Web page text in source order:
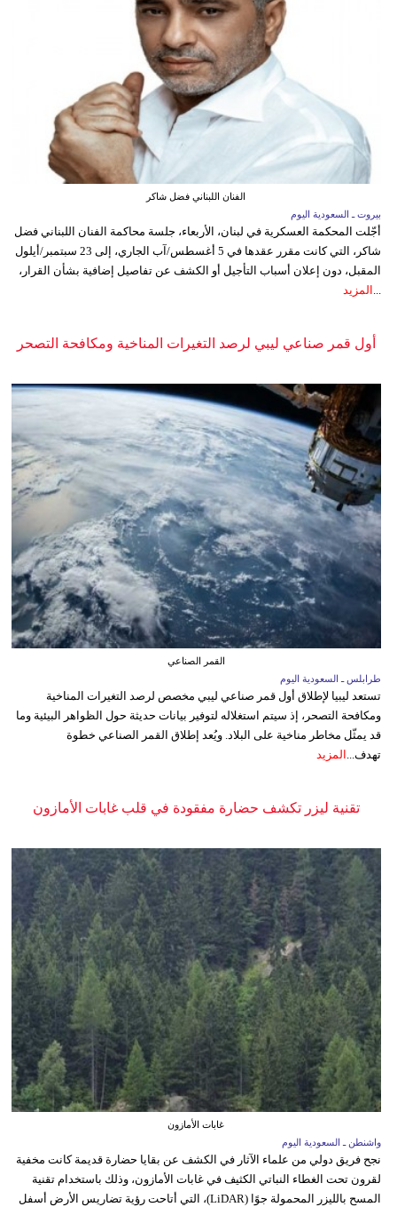
الفنان اللبناني فضل شاكر
بيروت ـ السعودية اليوم
أجّلت المحكمة العسكرية في لبنان، الأربعاء، جلسة محاكمة الفنان اللبناني فضل
شاكر، التي كانت مقرر عقدها في 5 أغسطس/آب الجاري، إلى 23 سبتمبر/أيلول
المقبل، دون إعلان أسباب التأجيل أو الكشف عن تفاصيل إضافية بشأن القرار،
المزيد
أول قمر صناعي ليبي لرصد التغيرات المناخية ومكافحة التصحر
القمر الصناعي
طرابلس ـ السعودية اليوم
تستعد ليبيا لإطلاق أول قمر صناعي ليبي مخصص لرصد التغيرات المناخية
ومكافحة التصحر، إذ سيتم استغلاله لتوفير بيانات حديثة حول الظواهر البيئية وما
قد يمثّل مخاطر مناخية على البلاد. ويُعد إطلاق القمر الصناعي خطوة
تهدف... المزيد
تقنية ليزر تكشف حضارة مفقودة في قلب غابات الأمازون
غابات الأمازون
واشنطن ـ السعودية اليوم
نجح فريق دولي من علماء الآثار في الكشف عن بقايا حضارة قديمة كانت مخفية
لقرون تحت الغطاء النباتي الكثيف في غابات الأمازون، وذلك باستخدام تقنية
المسح بالليزر المحمولة جوًا (LiDAR)، التي أتاحت رؤية تضاريس الأرض أسفل